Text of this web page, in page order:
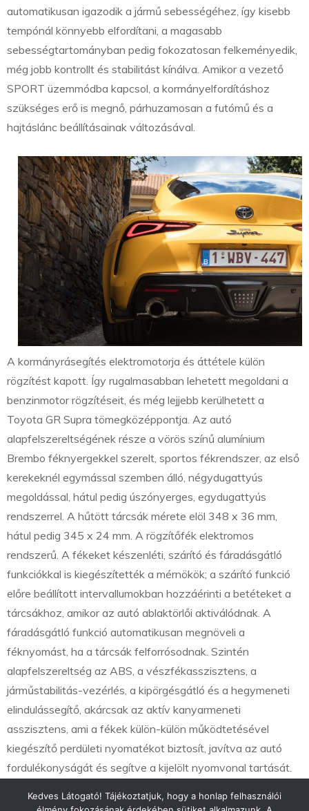
automatikusan igazodik a jármű sebességéhez, így kisebb
tempónál könnyebb elfordítani, a magasabb
sebességtartományban pedig fokozatosan felkeményedik,
még jobb kontrollt és stabilitást kínálva. Amikor a vezető
SPORT üzemmódba kapcsol, a kormányelfordításhoz
szükséges erő is megnő, párhuzamosan a futómű és a
hajtáslánc beállításainak változásával.
A kormányrásegítés elektromotorja és áttétele külön
rögzítést kapott. Így rugalmasabban lehetett megoldani a
benzinmotor rögzítéseit, és még lejjebb kerülhetett a
Toyota GR Supra tömegközéppontja. Az autó
alapfelszereltségének része a vörös színű alumínium
Brembo féknyergekkel szerelt, sportos fékrendszer, az első
kerekeknél egymással szemben álló, négydugattyús
megoldással, hátul pedig úszónyerges, egydugattyús
rendszerrel. A hűtött tárcsák mérete elöl 348 x 36 mm,
hátul pedig 345 x 24 mm. A rögzítőfék elektromos
rendszerű. A fékeket készenléti, szárító és fáradásgátló
funkciókkal is kiegészítették a mérnökök; a szárító funkció
előre beállított intervallumokban hozzáérinti a betéteket a
tárcsákhoz, amikor az autó ablaktörlői aktiválódnak. A
fáradásgátló funkció automatikusan megnöveli a
féknyomást, ha a tárcsák felforrósodnak. Szintén
alapfelszereltség az ABS, a vészfékasszisztens, a
járműstabilitás-vezérlés, a kipörgésgátló és a hegymeneti
elindulássegítő, akárcsak az aktív kanyarmeneti
asszisztens, ami a fékek külön-külön működtetésével
kiegészítő perdületi nyomatékot biztosít, javítva az autó
fordulékonyságát és segítve a kijelölt nyomvonal tartását.
Kedves Látogató! Tájékoztatjuk, hogy a honlap felhasználói